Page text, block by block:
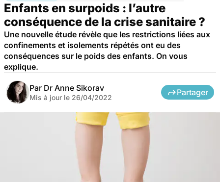
Enfants en surpoids : l’autre
conséquence de la crise sanitaire ?
Une nouvelle étude révèle que les restrictions liées aux
confinements et isolements répétés ont eu des
conséquences sur le poids des enfants. On vous
explique.
Par Dr Anne Sikorav
Mis à jour le 26/04/2022
Partager